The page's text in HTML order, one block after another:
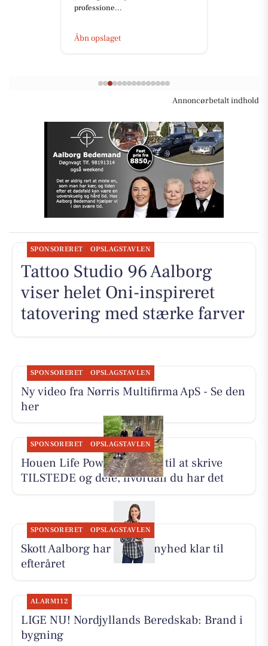
professione...
Åbn opslaget
Annoncørbetalt indhold
SPONSORERET OPSLAGSTAVLEN
Tattoo Studio 96 Aalborg
viser helet Oni-inspireret
tatovering med stærke farver
SPONSORERET OPSLAGSTAVLEN
Ny video fra Nørris Multifirma ApS - Se den
her
SPONSORERET OPSLAGSTAVLEN
Houen Life Power inviterer til at skrive
TILSTEDE og dele, hvordan du har det
SPONSORERET OPSLAGSTAVLEN
Skott Aalborg har Fransa-nyhed klar til
efteråret
ALARM112
LIGE NU! Nordjyllands Beredskab: Brand i
bygning